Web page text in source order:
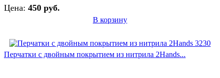
Цена: 450 руб.
В корзину
Перчатки с двойным покрытием из нитрила 2Hands...